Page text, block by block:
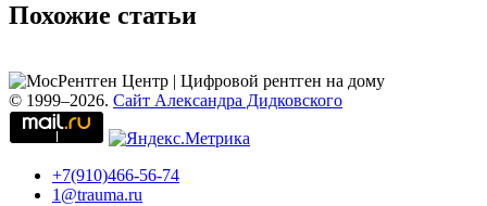
Похожие статьи
© 1999–2026. Сайт Александра Дидковского
+7(910)466-56-74
1@trauma.ru